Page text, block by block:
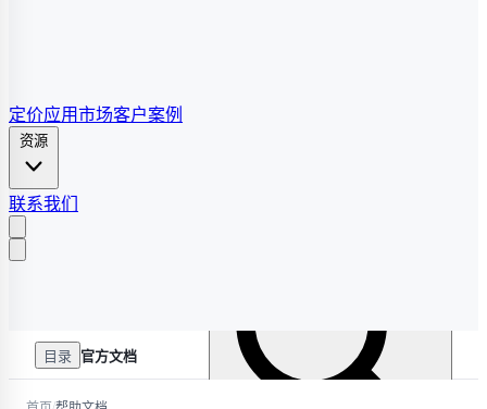
定价应用市场客户案例
联系我们
目录 官方文档